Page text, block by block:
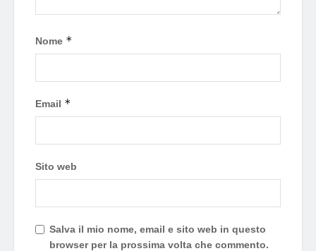
Nome *
Email *
Sito web
Salva il mio nome, email e sito web in questo
browser per la prossima volta che commento.